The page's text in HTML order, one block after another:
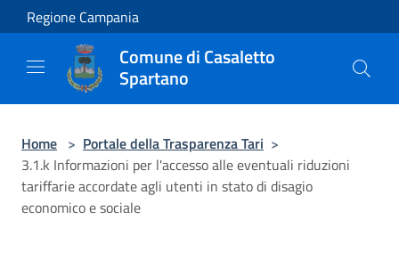
Salta al contenuto principale
Regione Campania
Comune di Casaletto
Spartano
Home > Portale della Trasparenza Tari >
3.1.k Informazioni per l'accesso alle eventuali riduzioni
tariffarie accordate agli utenti in stato di disagio
economico e sociale